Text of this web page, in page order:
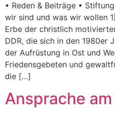
• Reden & Beiträge •
wir sind und was wir wollen
Erbe der christlich
DDR, die sich in den 1980er
der Aufrüstung in Ost und
Friedensgebeten und
die […]
Ansprache